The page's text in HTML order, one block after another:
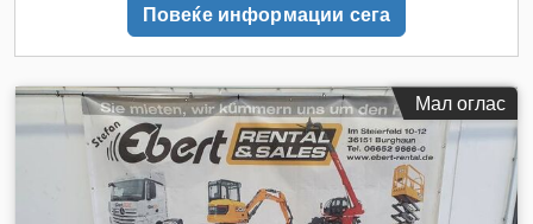
Повеќе информации сега
Мал оглас